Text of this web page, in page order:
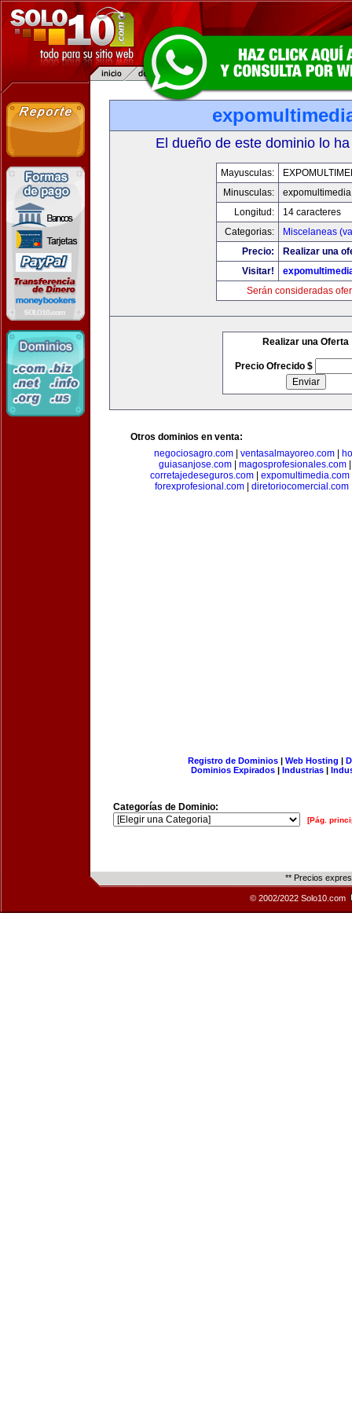
El dueño de este dominio lo
Mayusculas:
Minusculas:
Longitud:
14 caracteres
Categorias:
Miscelaneas
Precio:
Realizar una
Visitar!
Serán consideradas
Realizar una Oferta
Precio Ofrecido $
Otros dominios en venta:
negociosagro.com
ventasalmayoreo.com
guiasanjose.com| magosprofesionales.com
corretajedeseguros.com
expomultimedia.com
forexprofesional.com| diretoriocomercial.com
Registro de Dominios| Web Hosting |
Dominios Expirados | Industrias |
Categorías de Dominio:
[Pág.
** Precios
© 2002/2022 Solo10.com